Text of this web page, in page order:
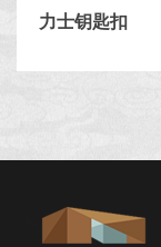
力士钥匙扣